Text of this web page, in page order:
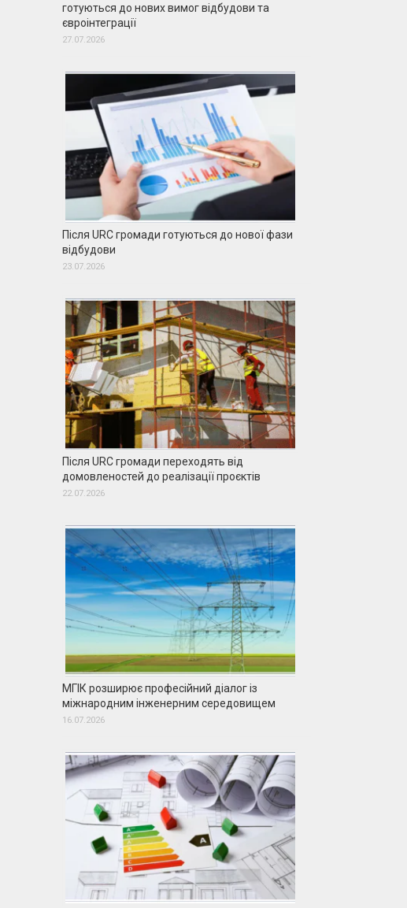
готуються до нових вимог відбудови та
євроінтеграції
27.07.2026
Після URC громади готуються до нової фази
відбудови
23.07.2026
Після URC громади переходять від
домовленостей до реалізації проєктів
22.07.2026
МГІК розширює професійний діалог із
міжнародним інженерним середовищем
16.07.2026